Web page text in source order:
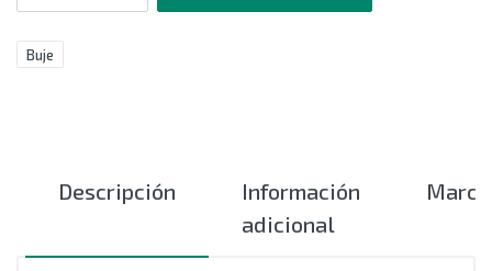
Buje
Descripción
Información
adicional
Marca